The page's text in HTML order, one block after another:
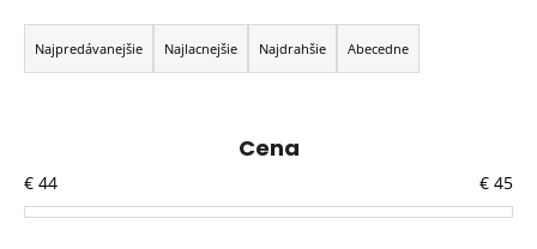
R
a
d
i
e
Najpredávanejšie Najlacnejšie Najdrahšie Abecedne
Cena
€ 44 € 45